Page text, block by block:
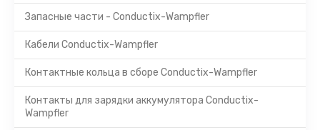
Запасные части - Conductix-Wampfler
Кабели Conductix-Wampfler
Контактные кольца в сборе Conductix-Wampfler
Контакты для зарядки аккумулятора Conductix-
Wampfler